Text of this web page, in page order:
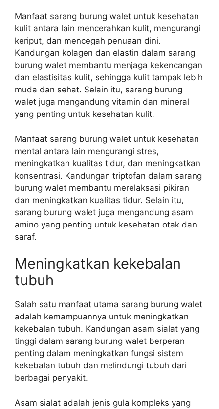
Manfaat sarang burung walet untuk kesehatan
kulit antara lain mencerahkan kulit, mengurangi
keriput, dan mencegah penuaan dini.
Kandungan kolagen dan elastin dalam sarang
burung walet membantu menjaga kekencangan
dan elastisitas kulit, sehingga kulit tampak lebih
muda dan sehat. Selain itu, sarang burung
walet juga mengandung vitamin dan mineral
yang penting untuk kesehatan kulit.
Manfaat sarang burung walet untuk kesehatan
mental antara lain mengurangi stres,
meningkatkan kualitas tidur, dan meningkatkan
konsentrasi. Kandungan triptofan dalam sarang
burung walet membantu merelaksasi pikiran
dan meningkatkan kualitas tidur. Selain itu,
sarang burung walet juga mengandung asam
amino yang penting untuk kesehatan otak dan
saraf.
Meningkatkan kekebalan
tubuh
Salah satu manfaat utama sarang burung walet
adalah kemampuannya untuk meningkatkan
kekebalan tubuh. Kandungan asam sialat yang
tinggi dalam sarang burung walet berperan
penting dalam meningkatkan fungsi sistem
kekebalan tubuh dan melindungi tubuh dari
berbagai penyakit.
Asam sialat adalah jenis gula kompleks yang